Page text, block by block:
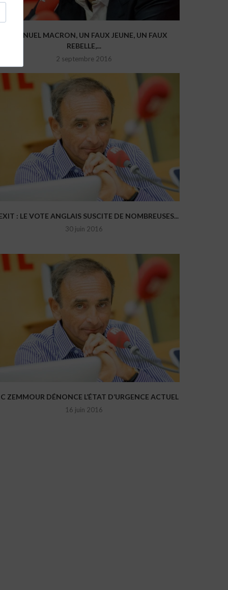
EMMANUEL MACRON, UN FAUX JEUNE, UN FAUX
REBELLE,...
2 septembre 2016
: LE VOTE ANGLAIS SUSCITE DE NOMBREUSES...
30 juin 2016
ZEMMOUR DÉNONCE L’ÉTAT D’URGENCE ACTUEL
16 juin 2016